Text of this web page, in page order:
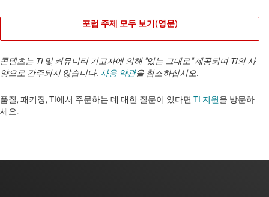
포럼 주제 모두 보기(영문)
콘텐츠는 TI 및 커뮤니티 기고자에 의해 "있는 그대로" 제공되며 TI의 사
양으로 간주되지 않습니다. 사용 약관을 참조하십시오.
품질, 패키징, TI에서 주문하는 데 대한 질문이 있다면 TI 지원을 방문하
세요. ​​​​​​​​​​​​​​